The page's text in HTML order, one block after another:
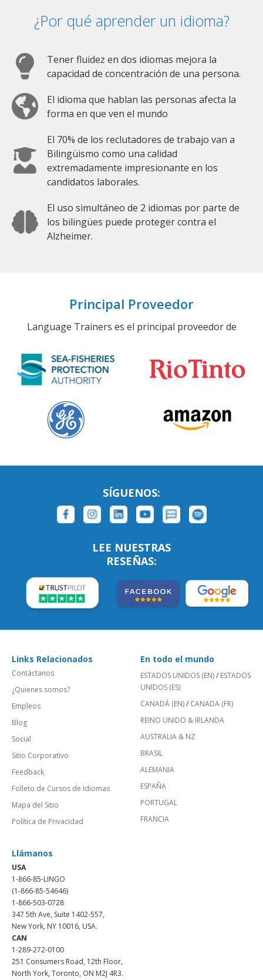
¿Por qué aprender un idioma?
Tener fluidez en dos idiomas mejora la
capacidad de concentración de una persona.
El idioma que hablan las personas afecta la
forma en que ven el mundo
El 70% de los reclutadores de trabajo van a
Bilingüismo como una calidad
extremadamente impresionante en los
candidatos laborales.
El uso simultáneo de 2 idiomas por parte de
los bilingües puede proteger contra el
Alzheimer.
Principal Proveedor
Language Trainers es el principal proveedor de
SÍGUENOS:
LEE NUESTRAS
RESEÑAS:
Links Relacionados
Contáctanos
¿Quienes somos?
Empleos
Blog
Social
Sitio Corporativo
Feedback
Folleto de Cursos de Idiomas
Mapa del Sitio
Política de Privacidad
En todo el mundo
ESTADOS UNIDOS (EN)/ ESTADOS
UNIDOS (ES)
CANADÁ (EN)/ CANADA (FR)
REINO UNIDO & IRLANDA
AUSTRALIA & NZ
BRASIL
ALEMANIA
ESPAÑA
PORTUGAL
FRANCIA
Llámanos
USA
1-866-85-LINGO
(1-866-85-54646)
1-866-503-0728
347 5th Ave, Suite 1402-557,
New York, NY 10016, USA.
CAN
1-289-272-0100
251 Consumers Road, 12th Floor,
North York, Toronto, ON M2J 4R3.